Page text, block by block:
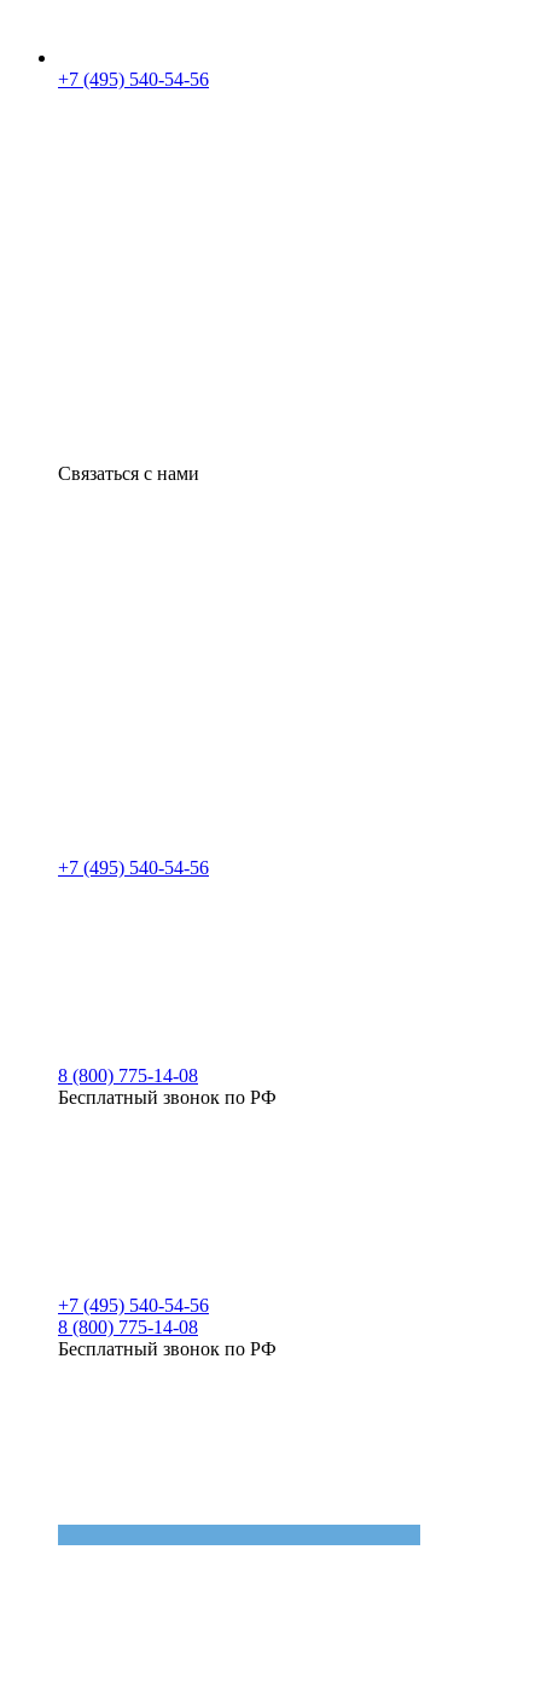
+7 (495) 540-54-56
Связаться с нами
+7 (495) 540-54-56
8 (800) 775-14-08
Бесплатный звонок по РФ
+7 (495) 540-54-56
8 (800) 775-14-08
Бесплатный звонок по РФ